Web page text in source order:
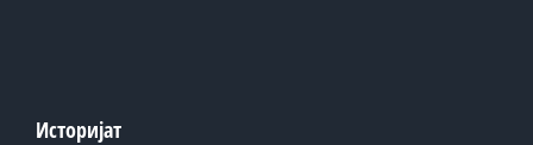
Историјат